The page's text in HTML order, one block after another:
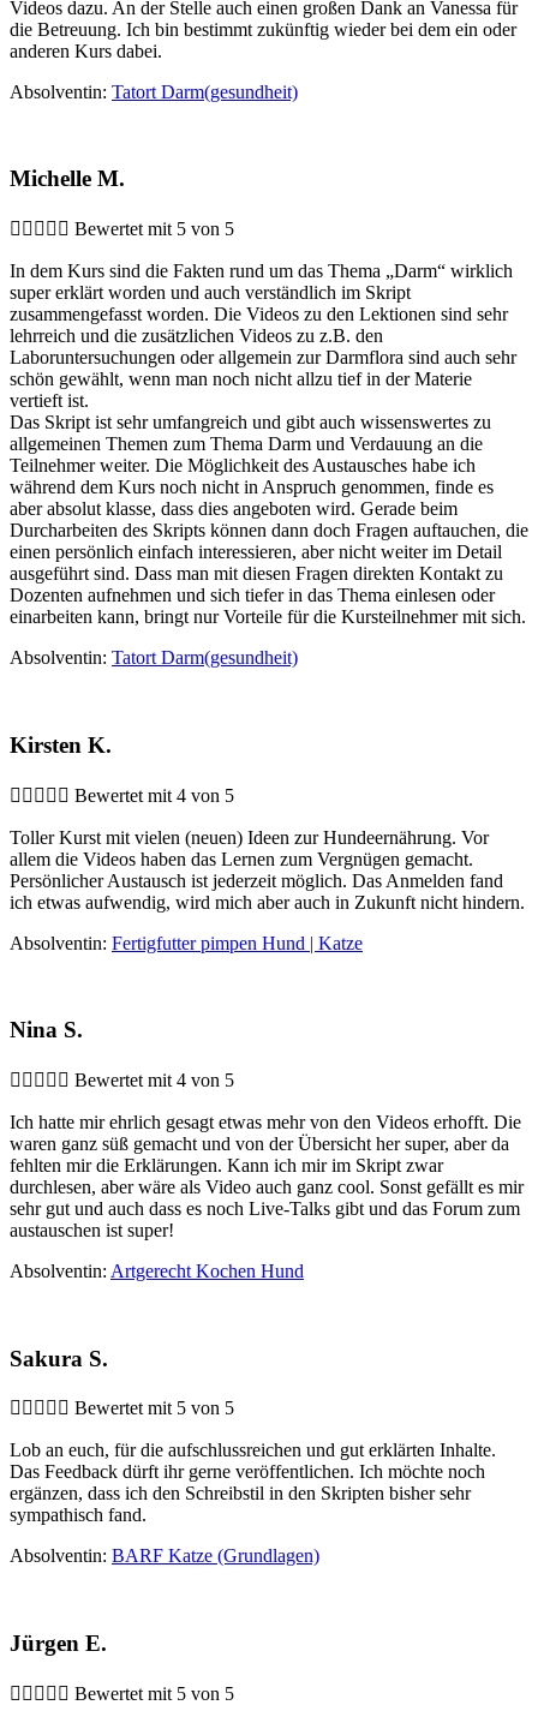
Videos dazu. An der Stelle auch einen großen Dank an Vanessa für
die Betreuung. Ich bin bestimmt zukünftig wieder bei dem ein oder
anderen Kurs dabei.
Absolventin: Tatort Darm(gesundheit)
Michelle M.
     Bewertet mit 5 von 5
In dem Kurs sind die Fakten rund um das Thema „Darm“ wirklich
super erklärt worden und auch verständlich im Skript
zusammengefasst worden. Die Videos zu den Lektionen sind sehr
lehrreich und die zusätzlichen Videos zu z.B. den
Laboruntersuchungen oder allgemein zur Darmflora sind auch sehr
schön gewählt, wenn man noch nicht allzu tief in der Materie
vertieft ist.
Das Skript ist sehr umfangreich und gibt auch wissenswertes zu
allgemeinen Themen zum Thema Darm und Verdauung an die
Teilnehmer weiter. Die Möglichkeit des Austausches habe ich
während dem Kurs noch nicht in Anspruch genommen, finde es
aber absolut klasse, dass dies angeboten wird. Gerade beim
Durcharbeiten des Skripts können dann doch Fragen auftauchen, die
einen persönlich einfach interessieren, aber nicht weiter im Detail
ausgeführt sind. Dass man mit diesen Fragen direkten Kontakt zu
Dozenten aufnehmen und sich tiefer in das Thema einlesen oder
einarbeiten kann, bringt nur Vorteile für die Kursteilnehmer mit sich.
Absolventin: Tatort Darm(gesundheit)
Kirsten K.
     Bewertet mit 4 von 5
Toller Kurst mit vielen (neuen) Ideen zur Hundeernährung. Vor
allem die Videos haben das Lernen zum Vergnügen gemacht.
Persönlicher Austausch ist jederzeit möglich. Das Anmelden fand
ich etwas aufwendig, wird mich aber auch in Zukunft nicht hindern.
Absolventin: Fertigfutter pimpen Hund | Katze
Nina S.
     Bewertet mit 4 von 5
Ich hatte mir ehrlich gesagt etwas mehr von den Videos erhofft. Die
waren ganz süß gemacht und von der Übersicht her super, aber da
fehlten mir die Erklärungen. Kann ich mir im Skript zwar
durchlesen, aber wäre als Video auch ganz cool. Sonst gefällt es mir
sehr gut und auch dass es noch Live-Talks gibt und das Forum zum
austauschen ist super!
Absolventin: Artgerecht Kochen Hund
Sakura S.
     Bewertet mit 5 von 5
Lob an euch, für die aufschlussreichen und gut erklärten Inhalte.
Das Feedback dürft ihr gerne veröffentlichen. Ich möchte noch
ergänzen, dass ich den Schreibstil in den Skripten bisher sehr
sympathisch fand.
Absolventin: BARF Katze (Grundlagen)
Jürgen E.
     Bewertet mit 5 von 5